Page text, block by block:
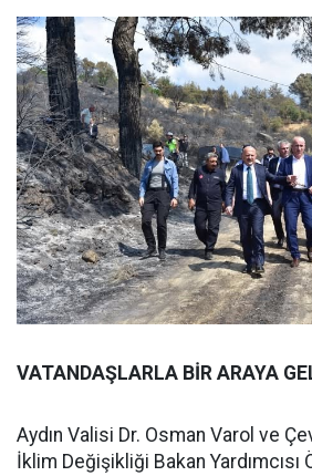
VATANDAŞLARLA BİR ARAYA
Aydın Valisi Dr. Osman Varol ve
İklim Değişikliği Bakan Yardımcısı